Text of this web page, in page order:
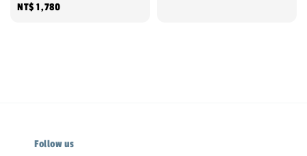
Regular
NT$ 1,780
Follow us